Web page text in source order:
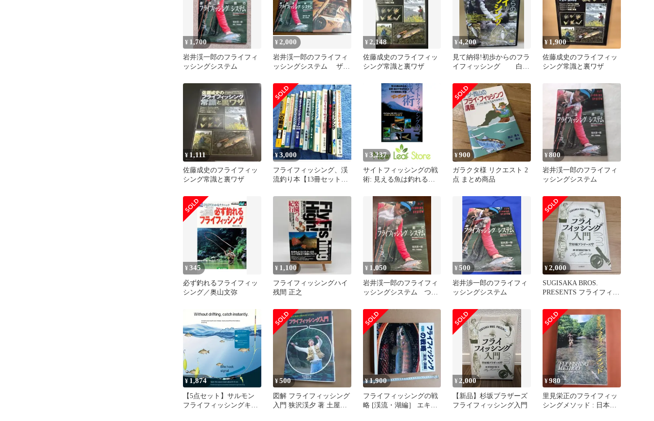
¥ 1,700
岩井渓一郎のフライフィ
ッシングシステム
¥ 2,000
岩井渓一郎のフライフィ
ッシングシステム ザ・
¥ 2,148
佐藤成史のフライフィッ
シング常識と裏ワザ
¥4,200
見て納得!初歩からのフラ
イフィッシング 白川
¥ 1,900
佐藤成史のフライフィッ
シング常識と裏ワザ
¥ 1,111
佐藤成史のフライフィッ
シング常識と裏ワザ
¥3,000
フライフィッシング、渓
流釣り本【13冊セット】
¥ 3,237
サイトフィッシングの戦
術: 見える魚は釣れる。
その観察眼と技術。
(FlyFisherCOLLECTION)
小川 博彦
¥900
ガラクタ様 リクエスト 2
点 まとめ商品
¥800
岩井渓一郎のフライフィ
ッシングシステム
¥345
必ず釣れるフライフィッ
シング／奥山文弥
¥ 1,100
フライフィッシングハイ
残間 正之
¥ 1,050
岩井渓一郎のフライフィ
ッシングシステム つり
¥500
岩井渉一郎のフライフィ
ッシングシステム
¥2,000
SUGISAKA BROS.
PRESENTS フライフィッ
¥ 1,874
【5点セット】サルモン
フライフィッシングキッ
¥500
図解 フライフィッシング
入門 狭沢渓夕 著 土屋書
¥1,900
フライフィッシングの戦
略 [渓流・湖編］ エキス
¥ 2,000
【新品】杉坂ブラザーズ
フライフィッシング入門
¥980
里見栄正のフライフィッ
シングメソッド : 日本の